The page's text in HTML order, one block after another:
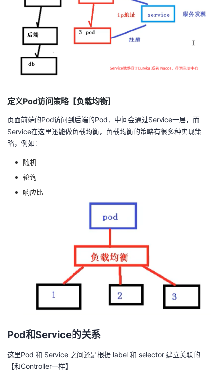
的
课
我
的
证
我
实
验
的
收
藏
术
持
云
建
议
定义Pod访问策略【负载均衡】
页面前端的Pod访问到后端的Pod，中间会通过Service一层，而
Service在这里还能做负载均衡，负载均衡的策略有很多种实现策
略，例如：
随机
轮询
响应比
Pod和Service的关系
这里Pod 和 Service 之间还是根据 label 和 selector 建立关联的
【和Controller一样】